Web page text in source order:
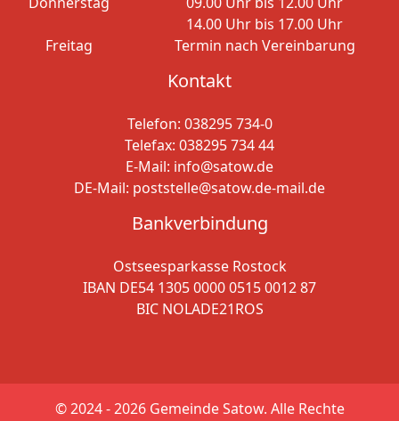
14.00 Uhr bis 17.00 Uhr
Freitag
Termin nach Vereinbarung
Kontakt
Telefon: 038295 734-0
Telefax: 038295 734 44
E-Mail: info@satow.de
DE-Mail: poststelle@satow.de-mail.de
Bankverbindung
Ostseesparkasse Rostock
IBAN DE54 1305 0000 0515 0012 87
BIC NOLADE21ROS
© 2024 - 2026Gemeinde Satow. Alle Rechte